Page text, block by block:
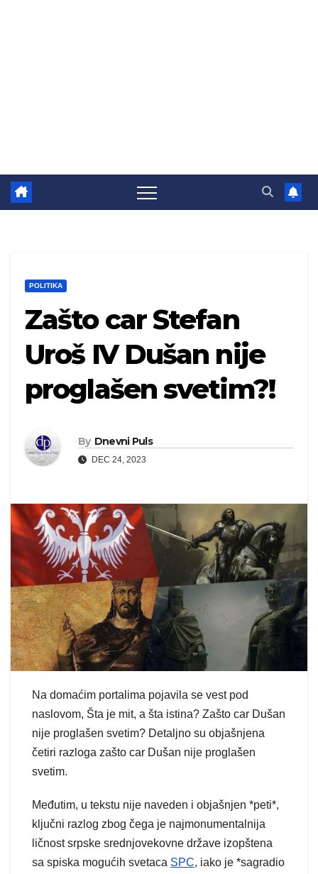
POLITIKA
Zašto car Stefan
Uroš IV Dušan nije
proglašen svetim?!
By Dnevni Puls
DEC 24, 2023
Na domaćim portalima pojavila se vest pod
naslovom, Šta je mit, a šta istina? Zašto car Dušan
nije proglašen svetim? Detaljno su objašnjena
četiri razloga zašto car Dušan nije proglašen
svetim.
Međutim, u tekstu nije naveden i objašnjen *peti*,
ključni razlog zbog čega je najmonumentalnija
ličnost srpske srednjovekovne države izopštena
sa spiska mogućih svetaca SPC, iako je *sagradio